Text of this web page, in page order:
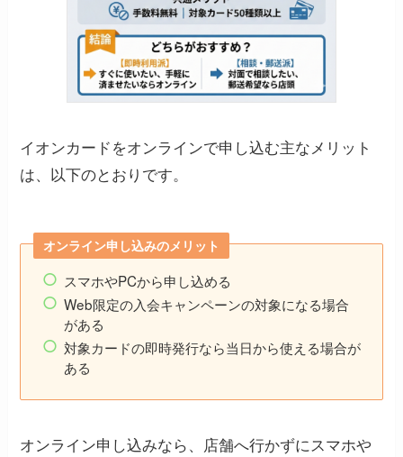
イオンカードをオンラインで申し込む主なメリット
は、以下のとおりです。
オンライン申し込みのメリット
スマホやPCから申し込める
Web限定の入会キャンペーンの対象になる場合
がある
対象カードの即時発行なら当日から使える場合が
ある
オンライン申し込みなら、店舗へ行かずにスマホや